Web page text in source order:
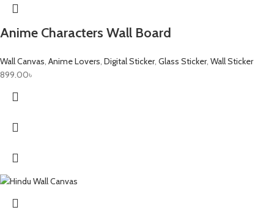
Anime Characters Wall Board
Wall Canvas, Anime Lovers, Digital Sticker, Glass Sticker, Wall Sticker
899.00৳